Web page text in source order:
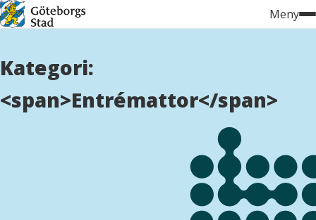
Hoppa
till
Meny
Kategori:
<span>Entrémattor</span>